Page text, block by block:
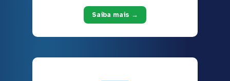
Saiba mais →